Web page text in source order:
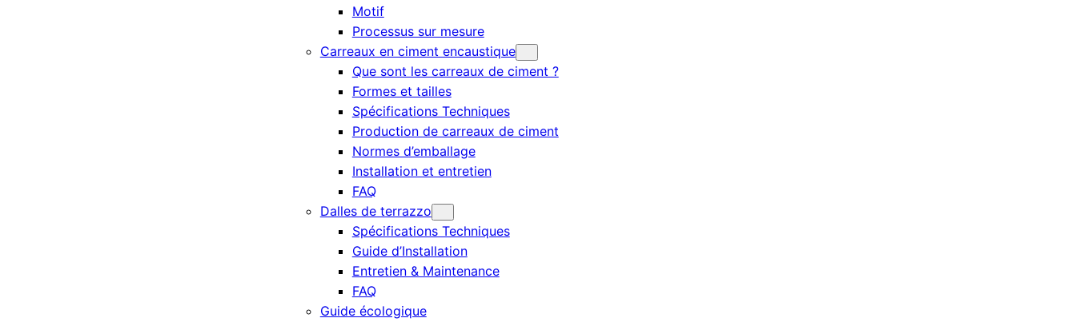
Motif
Processus sur mesure
Carreaux en ciment encaustique
Que sont les carreaux de ciment ?
Formes et tailles
Spécifications Techniques
Production de carreaux de ciment
Normes d’emballage
Installation et entretien
FAQ
Dalles de terrazzo
Spécifications Techniques
Guide d’Installation
Entretien & Maintenance
FAQ
Guide écologique